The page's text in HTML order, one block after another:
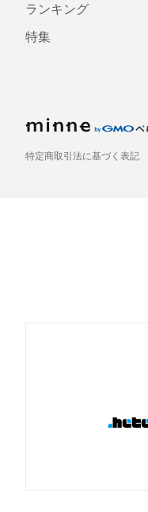
ランキング
特集
特定商取引法に基づく表記